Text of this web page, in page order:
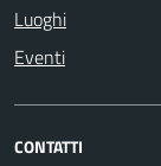
Luoghi
Eventi
CONTATTI